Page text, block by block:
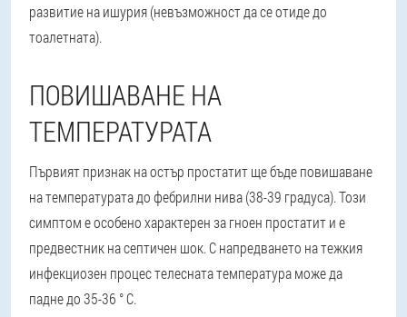
развитие на ишурия (невъзможност да се отиде до
тоалетната).
ПОВИШАВАНЕ НА
ТЕМПЕРАТУРАТА
Първият признак на остър простатит ще бъде повишаване
на температурата до фебрилни нива (38-39 градуса). Този
симптом е особено характерен за гноен простатит и е
предвестник на септичен шок. С напредването на тежкия
инфекциозен процес телесната температура може да
падне до 35-36 ° C.